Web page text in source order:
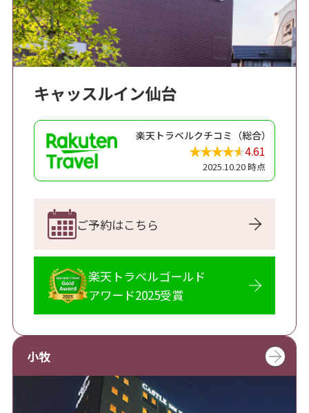
キャッスルイン仙台
楽天トラベルクチコミ（総合）
4.61
2025.10.20 時点
ご予約はこちら
楽天トラベルゴールド
アワード2025受賞
小牧